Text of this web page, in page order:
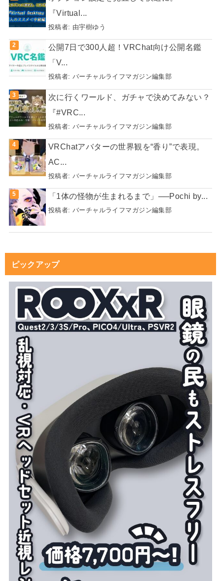
『Virtual...
投稿者: 由宇樹ゆう
公開7日で300人超！VRChat向け公開名鑑
「V...
投稿者: バーチャルライフマガジン編集部
次に行くワールド、ガチャで決めてみない？
『#VRC...
投稿者: バーチャルライフマガジン編集部
VRChatアバターの世界観を“香り”で表現。
AC...
投稿者: バーチャルライフマガジン編集部
「1体の怪物が生まれるまで」──Pochi by...
投稿者: バーチャルライフマガジン編集部
ピックアップ